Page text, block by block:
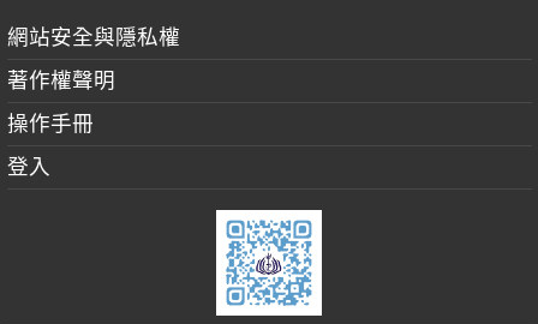
網站安全與隱私權
著作權聲明
操作手冊
登入